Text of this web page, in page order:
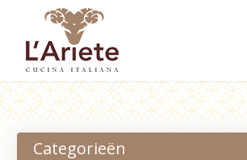
HOME
BESTELLEN
Categorieën